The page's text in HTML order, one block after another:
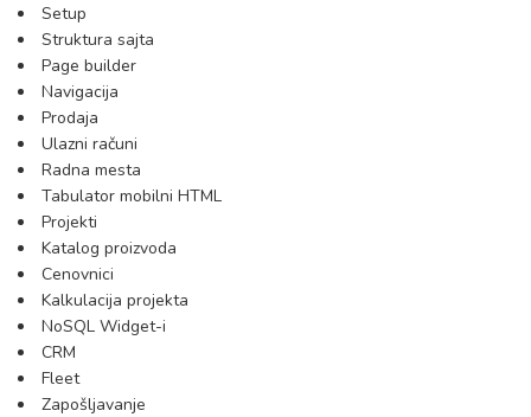
Setup
Struktura sajta
Page builder
Navigacija
Prodaja
Ulazni računi
Radna mesta
Tabulator mobilni HTML
Projekti
Katalog proizvoda
Cenovnici
Kalkulacija projekta
NoSQL Widget-i
CRM
Fleet
Zapošljavanje